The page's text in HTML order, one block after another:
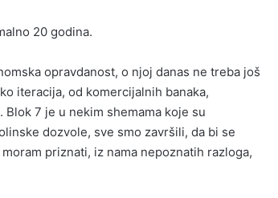
20 godina.
opravdanost, o njoj danas ne treba još
iteracija, od komercijalnih banaka,
7 je u nekim shemama koje su
dozvole, sve smo završili, da bi se
priznati, iz nama nepoznatih razloga,